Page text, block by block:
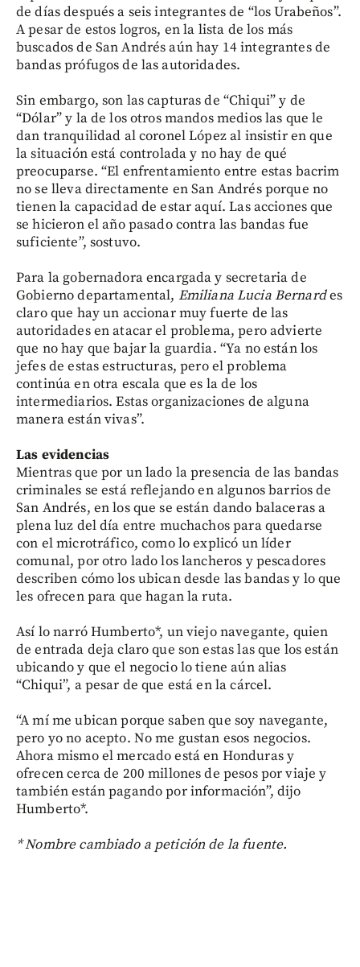
de días después a seis integrantes de “los Urabeños”.
A pesar de estos logros, en la lista de los más
buscados de San Andrés aún hay 14 integrantes de
bandas prófugos de las autoridades.
Sin embargo, son las capturas de “Chiqui” y de
“Dólar” y la de los otros mandos medios las que le
dan tranquilidad al coronel López al insistir en que
la situación está controlada y no hay de qué
preocuparse. “El enfrentamiento entre estas bacrim
no se lleva directamente en San Andrés porque no
tienen la capacidad de estar aquí. Las acciones que
se hicieron el año pasado contra las bandas fue
suficiente”, sostuvo.
Para la gobernadora encargada y secretaria de
Gobierno departamental, Emiliana Lucia Bernardes
claro que hay un accionar muy fuerte de las
autoridades en atacar el problema, pero advierte
que no hay que bajar la guardia. “Ya no están los
jefes de estas estructuras, pero el problema
continúa en otra escala que es la de los
intermediarios. Estas organizaciones de alguna
manera están vivas”.
Las evidencias
Mientras que por un lado la presencia de las bandas
criminales se está reflejando en algunos barrios de
San Andrés, en los que se están dando balaceras a
plena luz del día entre muchachos para quedarse
con el microtráfico, como lo explicó un líder
comunal, por otro lado los lancheros y pescadores
describen cómo los ubican desde las bandas y lo que
les ofrecen para que hagan la ruta.
Así lo narró Humberto*, un viejo navegante, quien
de entrada deja claro que son estas las que los están
ubicando y que el negocio lo tiene aún alias
“Chiqui”, a pesar de que está en la cárcel.
“A mí me ubican porque saben que soy navegante,
pero yo no acepto. No me gustan esos negocios.
Ahora mismo el mercado está en Honduras y
ofrecen cerca de 200 millones de pesos por viaje y
también están pagando por información”, dijo
Humberto*.
* Nombre cambiado a petición de la fuente.